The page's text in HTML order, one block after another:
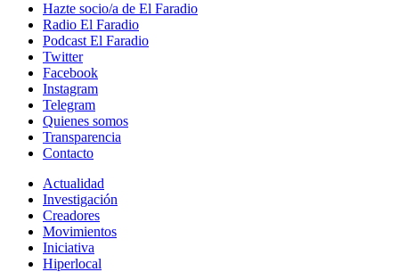
Hazte socio/a de El Faradio
Radio El Faradio
Podcast El Faradio
Twitter
Facebook
Instagram
Telegram
Quienes somos
Transparencia
Contacto
Actualidad
Investigación
Creadores
Movimientos
Iniciativa
Hiperlocal